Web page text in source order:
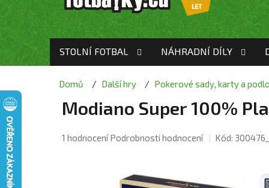
STOLNÍ FOTBAL NÁHRADNÍ DÍLY
Domů Další hry Pokerové sady, karty a
Modiano Super 100%
Průměrné
1 hodnocení Podrobnosti hodnocení Kód: